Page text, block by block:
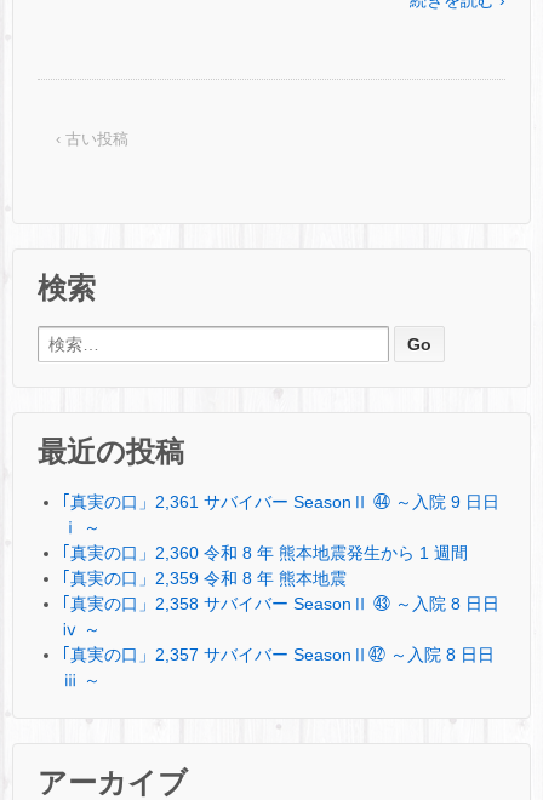
‹ 古い投稿
検索
検索:
最近の投稿
｢真実の口」2,361 サバイバー SeasonⅡ ㊹ ～入院 9 日日
ⅰ ～
｢真実の口」2,360 令和 8 年 熊本地震発生から 1 週間
｢真実の口」2,359 令和 8 年 熊本地震
｢真実の口」2,358 サバイバー SeasonⅡ ㊸ ～入院 8 日日
ⅳ ～
｢真実の口」2,357 サバイバー SeasonⅡ㊷ ～入院 8 日日
ⅲ ～
アーカイブ